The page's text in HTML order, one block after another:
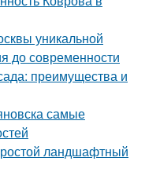
уникальной
до современности
преимущества и
самые
ландшафтный